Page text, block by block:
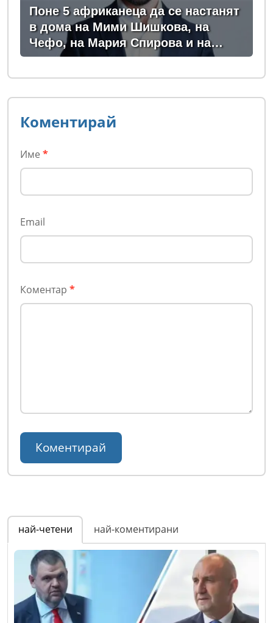
Поне 5 африканеца да се настанят
в дома на Мими Шишкова, на
Чефо, на Мария Спирова и на
Христо Комарницки
Коментирай
Име *
Email
Коментар *
най-четени най-коментирани